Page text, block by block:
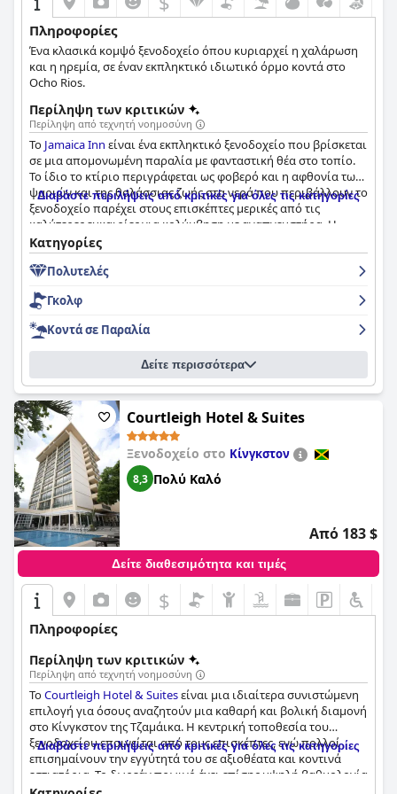
Πληροφορίες
Ένα κλασικά κομψό ξενοδοχείο όπου κυριαρχεί η χαλάρωση
και η ηρεμία, σε έναν εκπληκτικό ιδιωτικό όρμο κοντά στο
Ocho Rios.
Περίληψη των κριτικών
Περίληψη από τεχνητή νοημοσύνη
Το Jamaica Inn είναι ένα εκπληκτικό ξενοδοχείο που βρίσκεται
σε μια απομονωμένη παραλία με φανταστική θέα στο τοπίο.
Το ίδιο το κτίριο περιγράφεται ως φοβερό και η αφθονία των
ψαριών και της θαλάσσιας ζωής στα νερά που περιβάλλουν το
ξενοδοχείο παρέχει στους επισκέπτες μερικές από τις
καλύτερες ευκαιρίες για κολύμβηση με αναπνευστήρα. Η
γευστική εμπειρία είναι αξέχαστη με εξαιρετικό φαγητό και
άριστη εξυπηρέτηση. Τα δωμάτια είναι άνετα και ευρύχωρα με
όμορφη διακόσμηση και επιπλωμένη βεράντα. Το προσωπικό
είναι καταπληκτικό, υπερβαίνοντας κάθε όριο για να κάνει
κάθε επισκέπτη να αισθάνεται ξεχωριστός. Η ιδιωτική
παραλία είναι η πιο όμορφη που έχουν δει ποτέ κάποιοι
κριτές στην Τζαμάικα με κρυστάλλινα νερά και ατελείωτες
ευκαιρίες για εξερεύνηση. Συνολικά, τοJamaica Innείναι ένας
προορισμός που πρέπει να επισκεφθείτε για όσους
αναζητούν ένα ειρηνικό καταφύγιο στον παράδεισο.
Διαβάστε περιλήψεις από κριτικές για όλες τις κατηγορίες
Κατηγορίες
Πολυτελές
Γκολφ
Κοντά σε Παραλία
Δείτε περισσότερα
Courtleigh Hotel & Suites
Ξενοδοχείο στο Κίνγκστον
8,3 Πολύ Καλό
Από 183 $
Δείτε διαθεσιμότητα και τιμές
$
Πληροφορίες
Περίληψη των κριτικών
Περίληψη από τεχνητή νοημοσύνη
ΤοCourtleigh Hotel & Suitesείναι μια ιδιαίτερα συνιστώμενη
επιλογή για όσους αναζητούν μια καθαρή και βολική διαμονή
στο Κίνγκστον της Τζαμάικα. Η κεντρική τοποθεσία του
ξενοδοχείου επαινείται από τους επισκέπτες, ενώ πολλοί
επισημαίνουν την εγγύτητά του σε αξιοθέατα και κοντινά
εστιατόρια. Το δωρεάν πρωινό έχει επίσης υψηλή βαθμολογία
με τους επισκέπτες να εκτιμούν την ποικιλία των τροφίμων
Διαβάστε περιλήψεις από κριτικές για όλες τις κατηγορίες